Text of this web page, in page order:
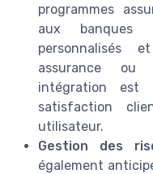
programmes
aux banques
personnalisés
assurance ou
intégration est
satisfaction
utilisateur.
Gestion des
également